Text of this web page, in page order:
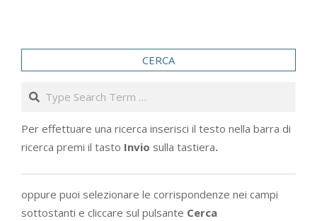
CERCA
Search
Per effettuare una ricerca inserisci il testo nella barra di
ricerca premi il tasto Invio sulla tastiera.
oppure puoi selezionare le corrispondenze nei campi
sottostanti e cliccare sul pulsante Cerca